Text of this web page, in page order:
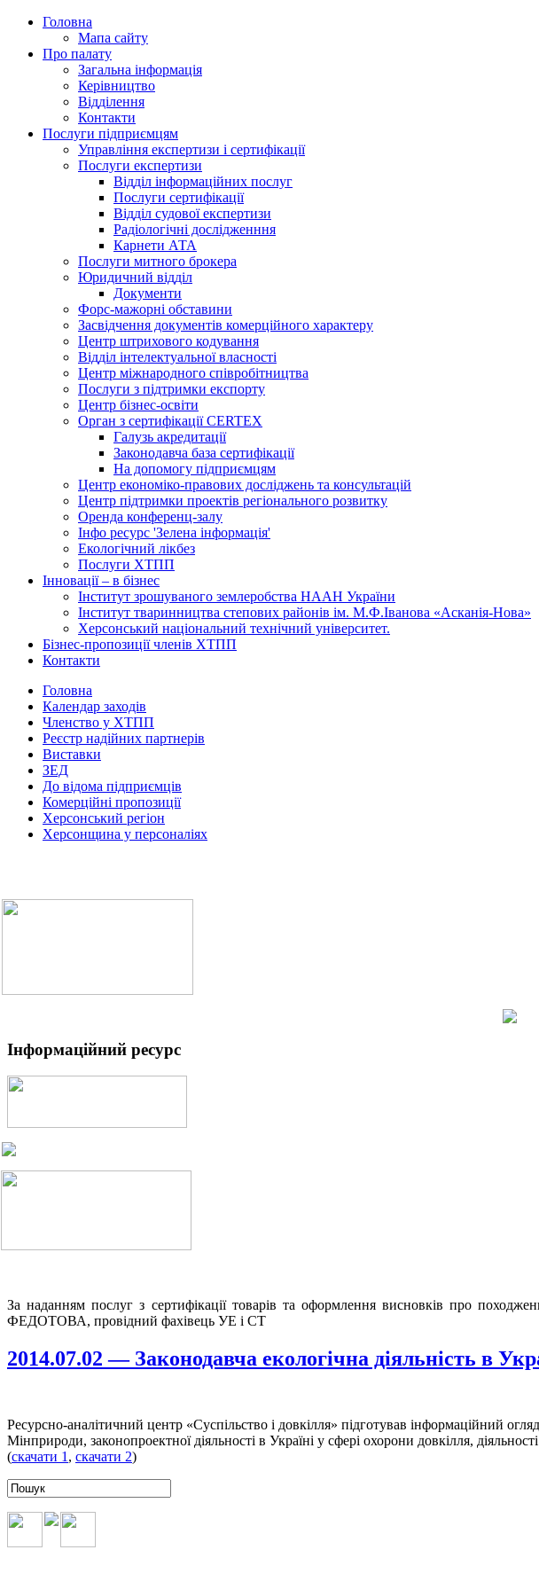
Головна
Мапа сайту
Про палату
Загальна інформація
Керівництво
Відділення
Контакти
Послуги підприємцям
Управління експертизи і сертифікації
Послуги експертизи
Відділ інформаційних послуг
Послуги сертифікації
Відділ судової експертизи
Радіологічні дослідженння
Карнети АТА
Послуги митного брокера
Юридичний відділ
Документи
Форс-мажорні обставини
Засвідчення документів комерційного характеру
Центр штрихового кодування
Відділ інтелектуальної власності
Центр міжнародного співробітництва
Послуги з підтримки експорту
Центр бізнес-освіти
Орган з сертифікації CERTEX
Галузь акредитації
Законодавча база сертифікації
На допомогу підприємцям
Центр економіко-правових досліджень та консультацій
Центр підтримки проектів регіонального розвитку
Оренда конференц-залу
Інфо ресурс 'Зелена інформація'
Екологічний лікбез
Послуги ХТПП
Інновації – в бізнес
Інститут зрошуваного землеробства НААН України
Інститут тваринництва степових районів ім. М.Ф.Іванова «Асканія-Нова»
Херсонський національний технічний університет.
Бізнес-пропозиції членів ХТПП
Контакти
Головна
Календар заходів
Членство у ХТПП
Реєстр надійних партнерів
Виставки
ЗЕД
До відома підприємців
Комерційні пропозиції
Херсонський регіон
Херсонщина у персоналіях
Інформаційний ресурс
За наданням послуг з сертифікації товарів та оформлення висновків про
ФЕДОТОВА, провідний фахівець УЕ і СТ
2014.07.02 — Законодавча екологічна діяльність в
Ресурсно-аналітичний центр «Суспільство і довкілля» підготував інформаційний
Мінприроди, законопроектної діяльності в Україні у сфері охорони довкілля,
(скачати 1 , скачати 2)